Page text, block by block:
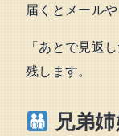
届くとメール
「あとで見返
残します。
兄弟